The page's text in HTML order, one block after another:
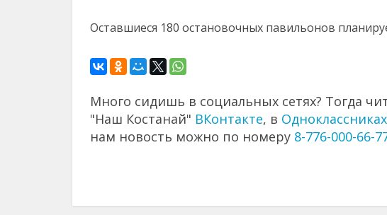
Оставшиеся 180 остановочных павильонов
Много сидишь в социальных сетях? Тогда
"Наш Костанай" ВКонтакте, в Одноклассниках
нам новость можно по номеру 8-776-000-66-